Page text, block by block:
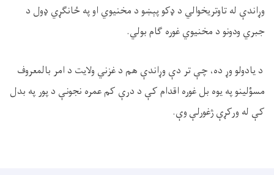
وړاندې له تاوتریخوالي د ډکو پېښو د مخنیوي او په ځانګړي ډول د
جبري ودونو د مخنیوي غوره ګام بولي.
د یادولو وړ ده، چې تر دې وړاندې هم د غزني ولایت د امر بالمعروف
مسؤلینو په یوه بل غوره اقدام کې د درې کم عمره نجونې د پور په بدل
کې له ورکړې ژغورلې وې.